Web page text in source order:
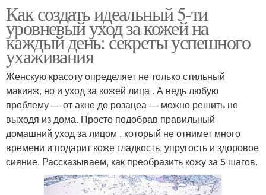
Как создать идеальный 5-ти
уровневый уход за кожей на
каждый день: секреты успешного
ухаживания
Женскую красоту определяет не только стильный
макияж, но и уход за кожей лица . А ведь любую
проблему — от акне до розацеа — можно решить не
выходя из дома. Просто подобрав правильный
домашний уход за лицом , который не отнимет много
времени и подарит коже гладкость, упругость и здоровое
сияние. Рассказываем, как преобразить кожу за 5 шагов.